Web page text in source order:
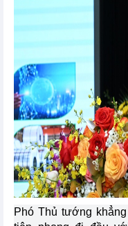
Phó Thủ tướng